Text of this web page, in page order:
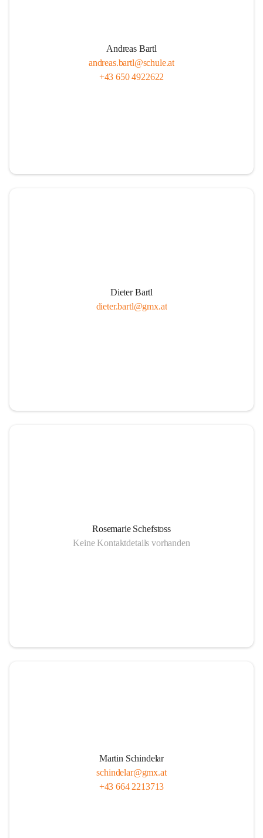
Andreas Bartl
andreas.bartl@schule.at
+43 650 4922622
Dieter Bartl
dieter.bartl@gmx.at
Rosemarie Schefstoss
Keine Kontaktdetails vorhanden
Martin Schindelar
schindelar@gmx.at
+43 664 2213713